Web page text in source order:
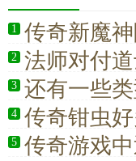
1 传奇新魔
2 法师对付
3 还有一些
4 传奇钳虫
5 传奇游戏